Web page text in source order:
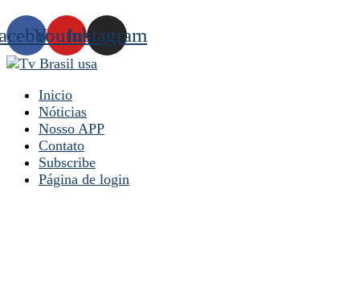
YoutubeInstagram
Inicio
Nóticias
Nosso APP
Contato
Subscribe
Página de login